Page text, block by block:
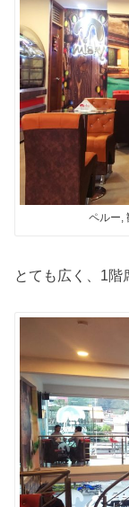
ペルー,
とても広く、1階